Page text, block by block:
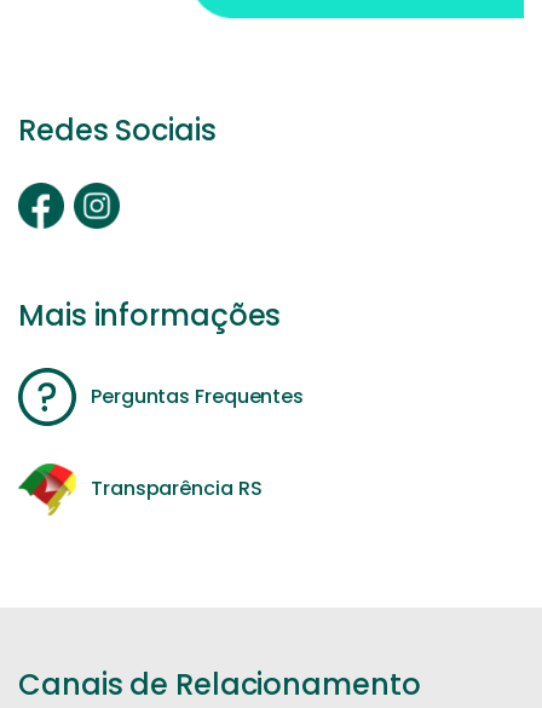
Redes Sociais
Mais informações
Perguntas Frequentes
Transparência RS
Canais de Relacionamento